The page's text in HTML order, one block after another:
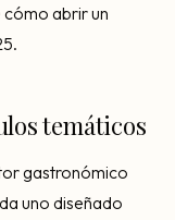
cómo abrir un
temáticos
gastronómico
uno diseñado